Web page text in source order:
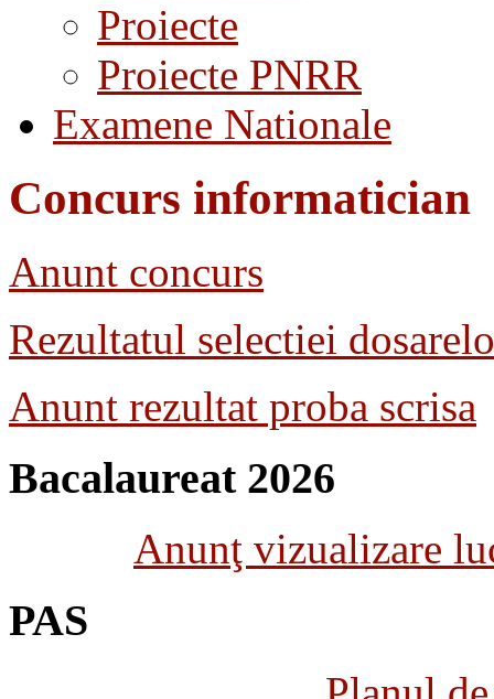
Proiecte
Proiecte PNRR
Examene Nationale
Concurs informatician
Anunt concurs
Rezultatul selectiei
Anunt rezultat proba scrisa
Bacalaureat 2026
Anunţ vizualizare
PAS